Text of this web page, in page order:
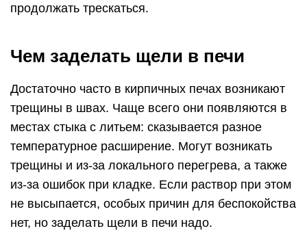
продолжать трескаться.
Чем заделать щели в печи
Достаточно часто в кирпичных печах возникают
трещины в швах. Чаще всего они появляются в
местах стыка с литьем: сказывается разное
температурное расширение. Могут возникать
трещины и из-за локального перегрева, а также
из-за ошибок при кладке. Если раствор при этом
не высыпается, особых причин для беспокойства
нет, но заделать щели в печи надо.